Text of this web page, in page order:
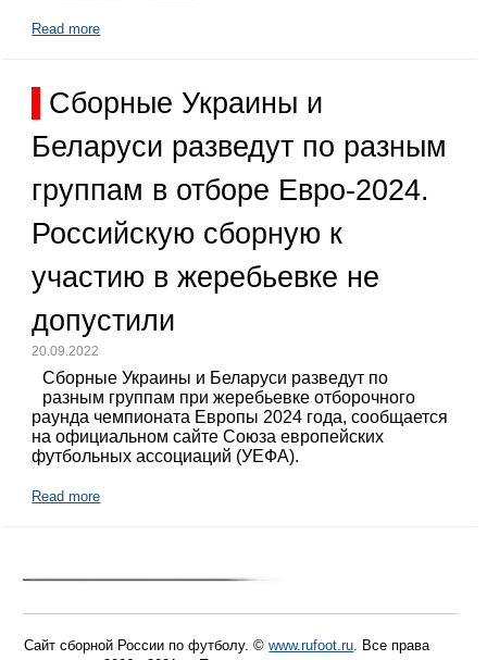
Read more
Сборные Украины и
Беларуси разведут по разным
группам в отборе Евро-2024.
Российскую сборную к
участию в жеребьевке не
допустили
20.09.2022
Сборные Украины и Беларуси разведут по
разным группам при жеребьевке отборочного
раунда чемпионата Европы 2024 года, сообщается
на официальном сайте Союза европейских
футбольных ассоциаций (УЕФА).
Read more
Сайт сборной России по футболу. ©www.rufoot.ru. Все права